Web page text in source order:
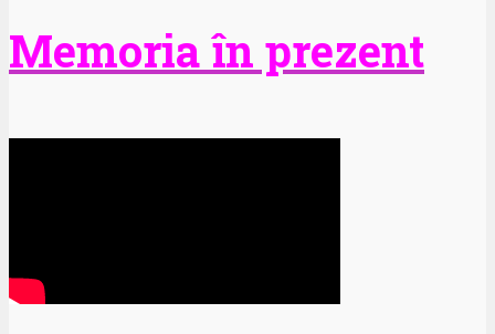
Memoria în prezent